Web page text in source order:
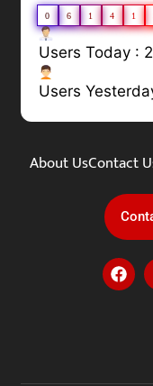
0 6 1 4 1
Users Today : 2
Users
About UsContact